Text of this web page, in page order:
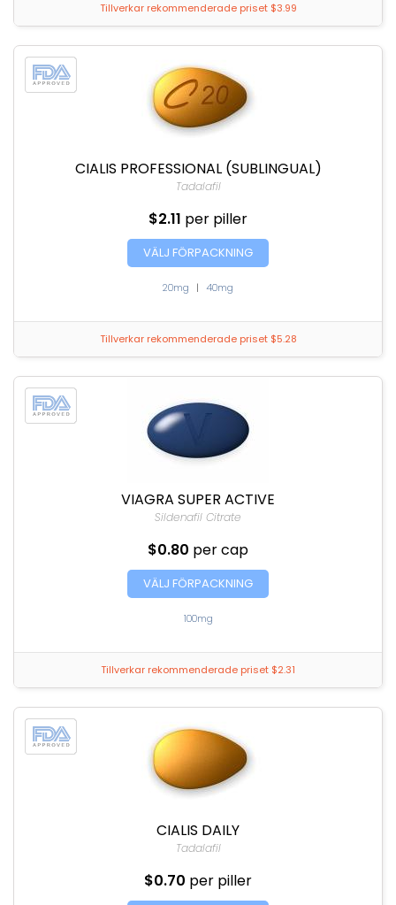
Tillverkar rekommenderade priset $3.99
CIALIS PROFESSIONAL (SUBLINGUAL)
Tadalafil
$2.11 per piller
VÄLJ FÖRPACKNING
20mg | 40mg
Tillverkar rekommenderade priset $5.28
VIAGRA SUPER ACTIVE
Sildenafil Citrate
$0.80 per cap
VÄLJ FÖRPACKNING
100mg
Tillverkar rekommenderade priset $2.31
CIALIS DAILY
Tadalafil
$0.70 per piller